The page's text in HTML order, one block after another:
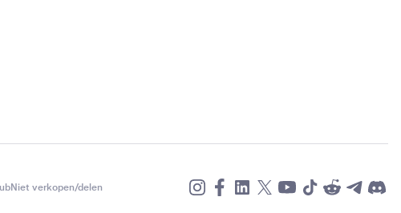
Niet verkopen/delen